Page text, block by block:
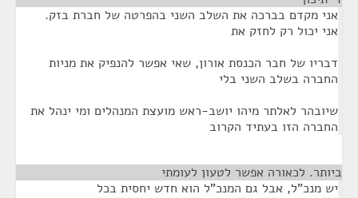
אני מקדם בברכה את השלב השני בהפרטה של חברת בזק.
אני יכול רק לחזק את
דבריו של חבר הכנסת אורון, שאי אפשר להנפיק את מניות
החברה בשלב השני בלי
שיובהר לאלתר מיהו יושב-ראש מועצת המנהלים ומי ינהל את
החברה הזו בעתיד הקרוב
ביותר. לכאורה אפשר לטעון לעומתי
יש מנכ"ל, אבל גם המנכ"ל הוא חדש יחסית בכל